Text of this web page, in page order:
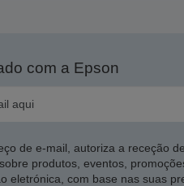
com a Epson
de e-mail, autoriza a receção
produtos, eventos,
eletrónica, com base nas suas